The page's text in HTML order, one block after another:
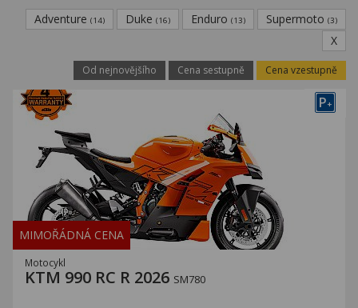
Adventure (14) Duke (16) Enduro (13) Supermoto (3)
X
Od nejnovějšího Cena sestupně Cena vzestupně
P+
MIMOŘÁDNÁ CENA
Motocykl
KTM 990 RC R 2026 SM780